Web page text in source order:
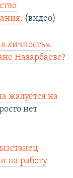
(видео)
личность».
Назарбаеве?
жалуется на
нет
на работу